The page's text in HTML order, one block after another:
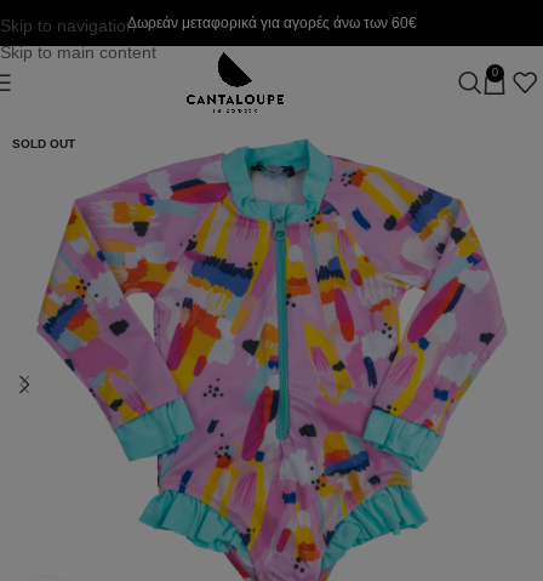
Skip to navigation
Skip to main content
Δωρεάν μεταφορικά για αγορές άνω των 60€
0
SOLD OUT